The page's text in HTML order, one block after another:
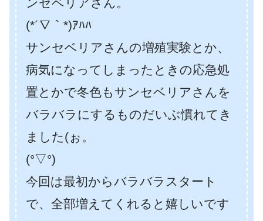
(*´∇｀*)ｱﾊﾊ
サンセベリアさんの増殖実験とか、
病気になってしまったときの応急処
置とかで冬色もサンセベリアさんを
バラバラにするものだいぶ慣れてき
ました(ぉ。
(°▽°)
今回は最初からバラバラスタート
で、全部増えてくれると嬉しいです